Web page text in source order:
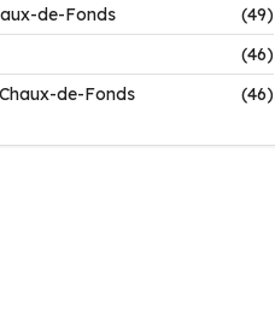
de-Fonds
(49)
(46)
de-Fonds
(46)